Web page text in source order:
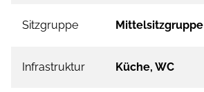
Sitzgruppe Mittelsitzgruppe
Infrastruktur Küche, WC